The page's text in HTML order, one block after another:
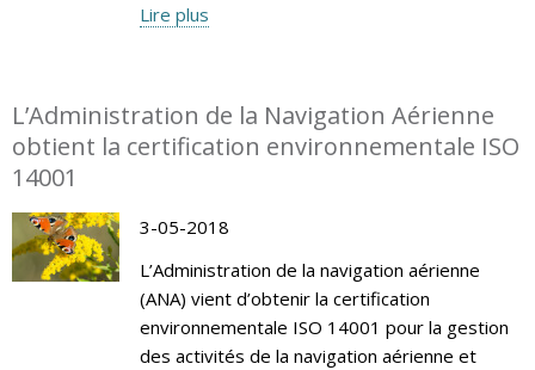
Lire plus
L’Administration de la Navigation Aérienne
obtient la certification environnementale ISO
14001
3-05-2018
L’Administration de la navigation aérienne
(ANA) vient d’obtenir la certification
environnementale ISO 14001 pour la gestion
des activités de la navigation aérienne et